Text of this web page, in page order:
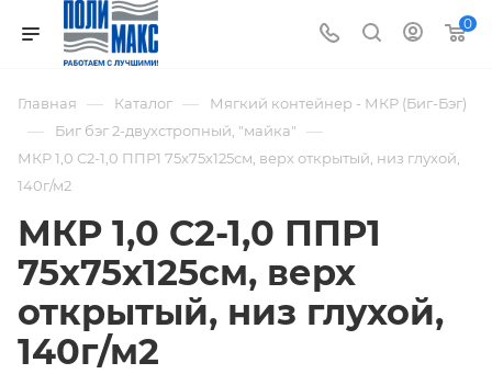
0
Главная — Каталог — Мягкий контейнер - МКР (Биг-Бэг)
— Биг бэг 2-двухстропный, "майка" —
МКР 1,0 С2-1,0 ППР1 75х75х125см, верх открытый, низ глухой,
140г/м2
МКР 1,0 С2-1,0 ППР1
75х75х125см, верх
открытый, низ глухой,
140г/м2